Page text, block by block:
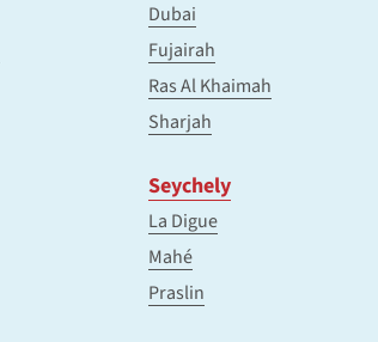
Dubai
Fujairah
Ras Al Khaimah
Sharjah
Seychely
La Digue
Mahé
Praslin